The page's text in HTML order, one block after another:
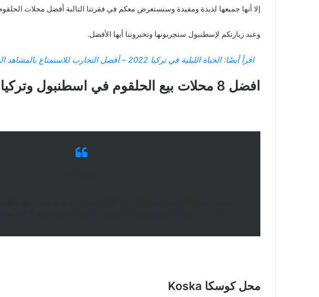
إلا أنها جميعها لذيذة ومفيدة وسنستعرض معكم في فقرتنا التالبة أفضل محلات
وعند زيارتكم لإسطنبول ستجربونها وتخبروننا أيها الأفضل.
اقرأ أيضًا:الحياة الليلية في تركيا 2022 – أفضل التجارب للاستمتاع بالمشاهد الصاخبة بعد غروب الشمس
افضل 8 محلات بيع الحلقوم في اسطنبول وتركيا
محل كوسكا Koska